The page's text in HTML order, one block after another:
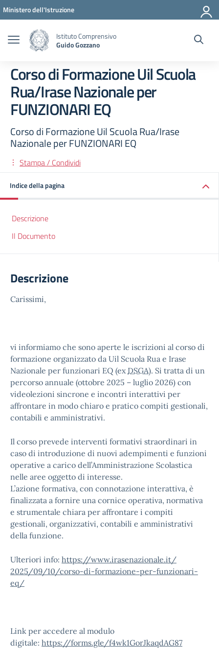
Vai ai contenuti
Vai al menu di navigazione
Vai al footer
Ministero dell'Istruzione
Istituto Comprensivo
Guido Gozzano
Corso di Formazione Uil Scuola
Rua/Irase Nazionale per
FUNZIONARI EQ
Corso di Formazione Uil Scuola Rua/Irase
Nazionale per FUNZIONARI EQ
Stampa / Condividi
Indice della pagina
Descrizione
Il Documento
Descrizione
Carissimi,
vi informiamo che sono aperte le iscrizioni al corso di
formazione organizzato da Uil Scuola Rua e Irase
Nazionale per funzionari EQ (ex DSGA). Si tratta di un
percorso annuale (ottobre 2025 – luglio 2026) con
videolezioni sincrone e incontri interattivi per
affrontare in modo chiaro e pratico compiti gestionali,
contabili e amministrativi.
Il corso prevede interventi formativi straordinari in
caso di introduzione di nuovi adempimenti e funzioni
operative a carico dell’Amministrazione Scolastica
nelle aree oggetto di interesse.
L’azione formativa, con connotazione interattiva, è
finalizzata a fornire una cornice operativa, normativa
e strumentale chiara per affrontare i compiti
gestionali, organizzativi, contabili e amministrativi
della funzione.
Ulteriori info: https://www.irasenazionale.it/
2025/09/10/corso-di-formazione-per-funzionari-
eq/
Link per accedere al modulo
digitale: https://forms.gle/f4wk1GorJkaqdAG87